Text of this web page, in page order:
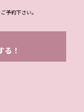
予約下さい。
る！